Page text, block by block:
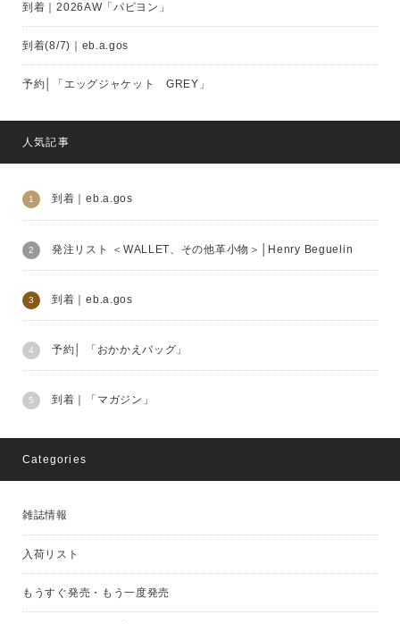
到着｜2026AW「パピヨン」
到着(8/7)｜eb.a.gos
予約│「エッグジャケット GREY」
人気記事
到着｜eb.a.gos
発注リスト ＜WALLET、その他革小物＞│Henry Beguelin
到着｜eb.a.gos
予約│ 「おかかえバッグ」
到着｜「マガジン」
Categories
雑誌情報
入荷リスト
もうすぐ発売・もう一度発売